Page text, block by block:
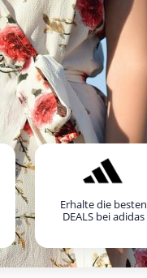
Erhalte die besten
DEALS bei adidas